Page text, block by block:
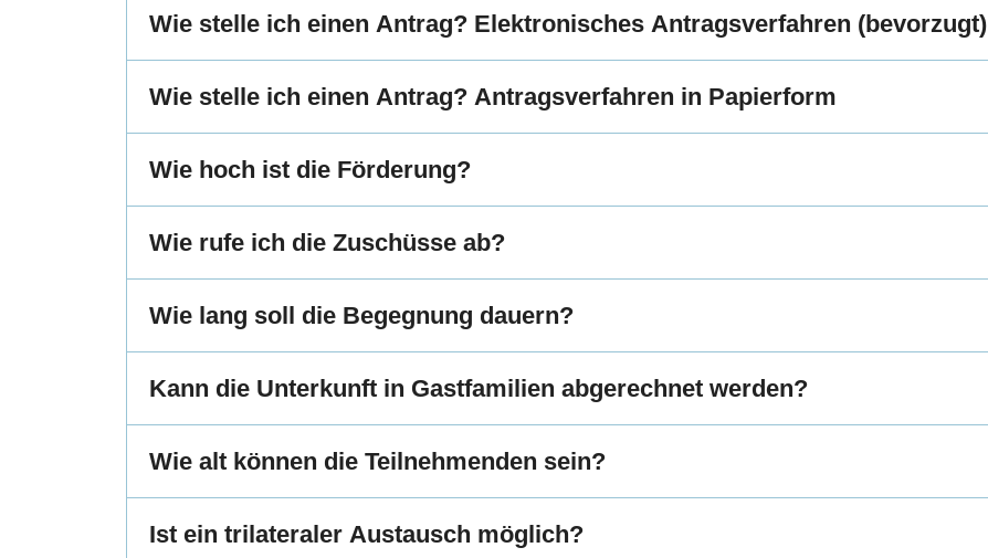
Wie stelle ich einen Antrag? Elektronisches Antragsverfahren (bevorzugt)
Wie stelle ich einen Antrag? Antragsverfahren in Papierform
Wie hoch ist die Förderung?
Wie rufe ich die Zuschüsse ab?
Wie lang soll die Begegnung dauern?
Kann die Unterkunft in Gastfamilien abgerechnet werden?
Wie alt können die Teilnehmenden sein?
Ist ein trilateraler Austausch möglich?